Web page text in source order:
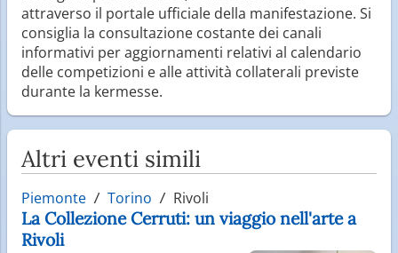
attraverso il portale ufficiale della manifestazione. Si
consiglia la consultazione costante dei canali
informativi per aggiornamenti relativi al calendario
delle competizioni e alle attività collaterali previste
durante la kermesse.
Altri eventi simili
Piemonte Torino Rivoli
La Collezione Cerruti: un viaggio nell'arte a
Rivoli